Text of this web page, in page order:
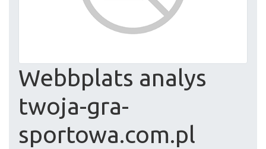
Webbplats analys
twoja-gra-
sportowa.com.pl